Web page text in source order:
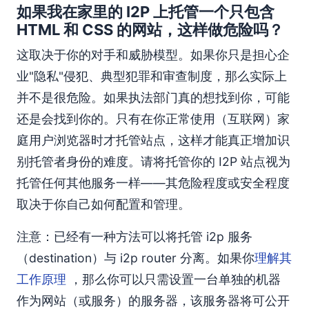
如果我在家里的 I2P 上托管一个只包含
HTML 和 CSS 的网站，这样做危险吗？
这取决于你的对手和威胁模型。如果你只是担心企
业"隐私"侵犯、典型犯罪和审查制度，那么实际上
并不是很危险。如果执法部门真的想找到你，可能
还是会找到你的。只有在你正常使用（互联网）家
庭用户浏览器时才托管站点，这样才能真正增加识
别托管者身份的难度。请将托管你的 I2P 站点视为
托管任何其他服务一样——其危险程度或安全程度
取决于你自己如何配置和管理。
注意：已经有一种方法可以将托管 i2p 服务
（destination）与 i2p router 分离。如果你理解其
工作原理 ，那么你可以只需设置一台单独的机器
作为网站（或服务）的服务器，该服务器将可公开